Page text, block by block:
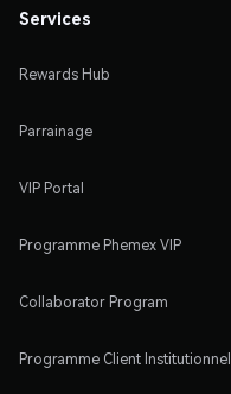
Services
Rewards Hub
Parrainage
VIP Portal
Programme Phemex VIP
Collaborator Program
Programme Client Institutionnel